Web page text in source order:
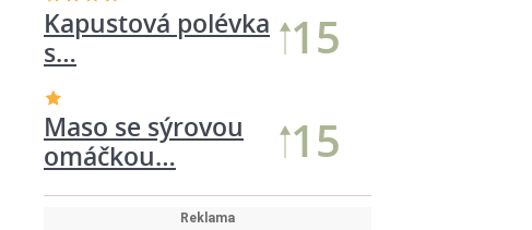
Kapustová polévka
s…
16
Maso se sýrovou
omáčkou…
15